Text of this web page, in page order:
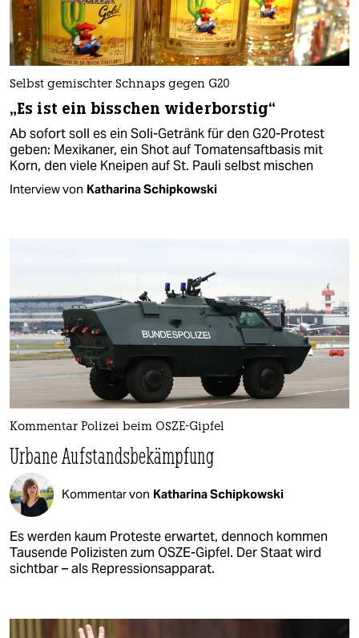
Selbst gemischter Schnaps gegen G20
„Es ist ein bisschen widerborstig“
Ab sofort soll es ein Soli-Getränk für den G20-Protest
geben: Mexikaner, ein Shot auf Tomatensaftbasis mit
Korn, den viele Kneipen auf St. Pauli selbst mischen
Interview von Katharina Schipkowski
Kommentar Polizei beim OSZE-Gipfel
Urbane Aufstandsbekämpfung
Kommentar von Katharina Schipkowski
Es werden kaum Proteste erwartet, dennoch kommen
Tausende Polizisten zum OSZE-Gipfel. Der Staat wird
sichtbar – als Repressionsapparat.